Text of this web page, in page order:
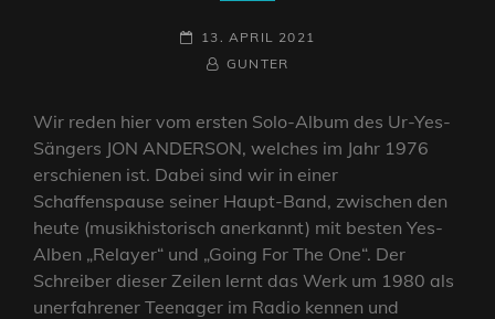
POSTED-
13. APRIL 2021
BY
BYLINE
GUNTER
Wir reden hier vom ersten Solo-Album des Ur-Yes-
Sängers JON ANDERSON, welches im Jahr 1976
erschienen ist. Dabei sind wir in einer
Schaffenspause seiner Haupt-Band, zwischen den
heute (musikhistorisch anerkannt) mit besten Yes-
Alben „Relayer“ und „Going For The One“. Der
Schreiber dieser Zeilen lernt das Werk um 1980 als
unerfahrener Teenager im Radio kennen und